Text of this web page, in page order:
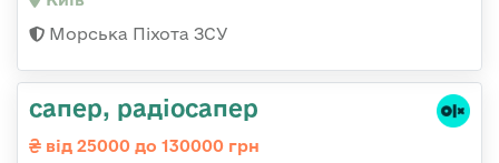
Морська Піхота ЗСУ
сапер, радіосапер
від 25000 до 130000 грн